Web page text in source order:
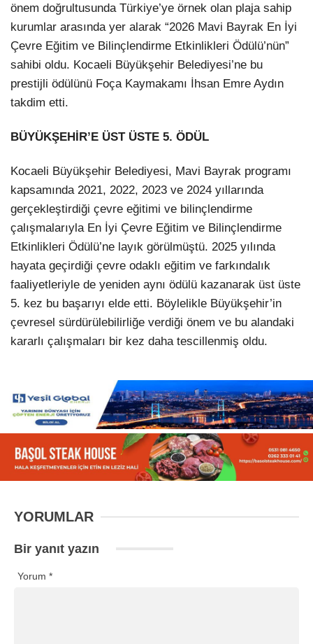
önem doğrultusunda Türkiye’ye örnek olan plaja sahip
kurumlar arasında yer alarak “2026 Mavi Bayrak En İyi
Çevre Eğitim ve Bilinçlendirme Etkinlikleri Ödülü’nün”
sahibi oldu. Kocaeli Büyükşehir Belediyesi’ne bu
prestijli ödülünü Foça Kaymakamı İhsan Emre Aydın
takdim etti.
BÜYÜKŞEHİR’E ÜST ÜSTE 5. ÖDÜL
Kocaeli Büyükşehir Belediyesi, Mavi Bayrak programı
kapsamında 2021, 2022, 2023 ve 2024 yıllarında
gerçekleştirdiği çevre eğitimi ve bilinçlendirme
çalışmalarıyla En İyi Çevre Eğitim ve Bilinçlendirme
Etkinlikleri Ödülü’ne layık görülmüştü. 2025 yılında
hayata geçirdiği çevre odaklı eğitim ve farkındalık
faaliyetleriyle de yeniden aynı ödülü kazanarak üst üste
5. kez bu başarıyı elde etti. Böylelikle Büyükşehir’in
çevresel sürdürülebilirliğe verdiği önem ve bu alandaki
kararlı çalışmaları bir kez daha tescillenmiş oldu.
YORUMLAR
Bir yanıt yazın
Yorum *